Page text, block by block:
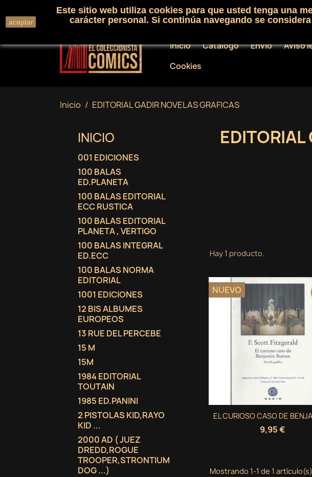
Llámenos:+34 91 530 01 33
Inicio Catálogo Envío Aviso
Cookies
Inicio EDITORIAL GADIR NOVELAS GRAFICAS
INICIO
001 EDICIONES
100 BALAS
ED.PLANETA
100 BALAS EDITORIAL
ECC RUSTICA
100 BALAS EDITORIAL
PLANETA , VERTIGO
100 BALAS INTEGRAL
ED.ECC
100 BALAS NORMA
EDITORIAL
1001 EDICIONES
12 BIS ALBUMES
EUROPEOS
13 RUE DEL PERCEBE
15 M
15M
1984 EDITORIAL
TOUTAIN
1985 ED.PANINI
2 PISTOLAS KID,RAYO
KID ...
2000 AD ( JUEZ
DREDD,ROGUE
TROOPER,STRONTIUM
DOG ...)
EDITORIAL
Hay 1 producto.
EL CURIOSO CASO DE
9,95 €
NUEVO
Vista rápida
Mostrando 1-1 de 1 artículo(s)
aceptar
Este sitio web utiliza cookies para que usted tenga una
carácter personal. Si continúa navegando se